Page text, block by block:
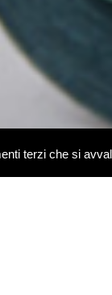
terzi che si